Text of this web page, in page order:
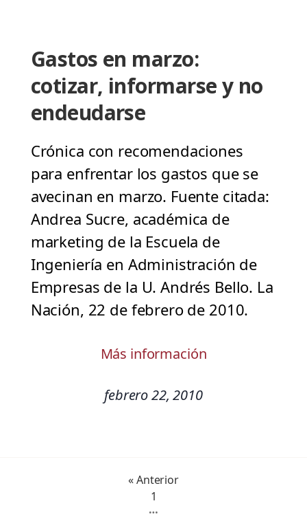
Gastos en marzo:
cotizar, informarse y no
endeudarse
Crónica con recomendaciones
para enfrentar los gastos que se
avecinan en marzo. Fuente citada:
Andrea Sucre, académica de
marketing de la Escuela de
Ingeniería en Administración de
Empresas de la U. Andrés Bello. La
Nación, 22 de febrero de 2010.
Más información
febrero 22, 2010
« Anterior
1
…